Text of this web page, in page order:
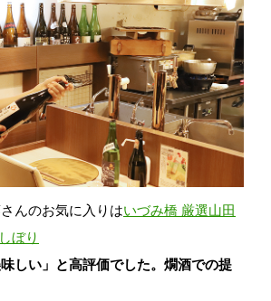
んのお気に入りはいづみ橋 厳選山田
ぼり
味しい」と高評価でした。燗酒での提